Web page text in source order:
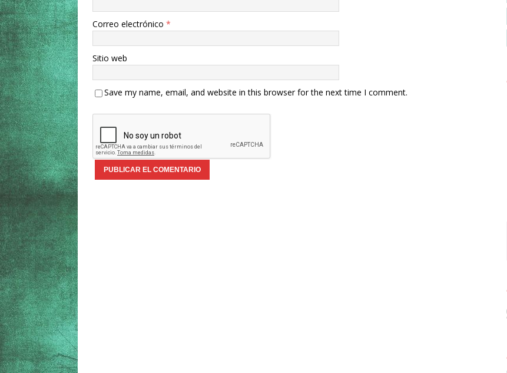
Correo electrónico *
Sitio web
Save my name, email, and website in this browser for the next time I comment.